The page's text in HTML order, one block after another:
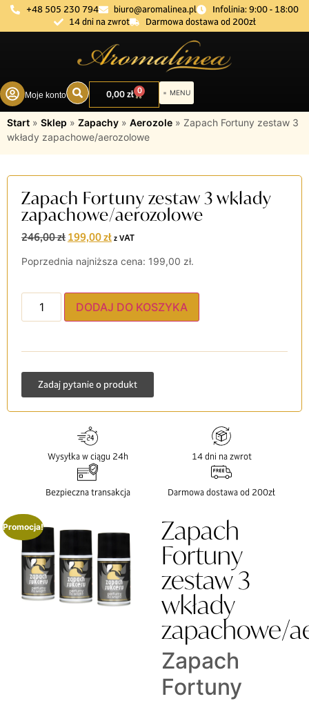
+48 505 230 794 biuro@aromalinea.pl
Infolinia: 9:00 - 18:00
14 dni na zwrot
Darmowa dostawa od 200zł
Moje konto 0,00zł 0
Start » Sklep » Zapachy » Aerozole » Zapach Fortuny zestaw 3
wkłady zapachowe/aerozolowe
Promocja! Zapach
Fortuny
zestaw 3
wkłady
zapachowe/
Zapach
Fortuny
Zapach Fortuny zestaw 3 wkłady
zapachowe/aerozolowe
246,00zł 199,00zł z VAT
Poprzednia najniższa cena: 199,00 zł.
DODAJ DO KOSZYKA
Zadaj pytanie o produkt
Wysyłka w ciągu 24h 14 dni na zwrot
Bezpieczna transakcja Darmowa dostawa od 200zł